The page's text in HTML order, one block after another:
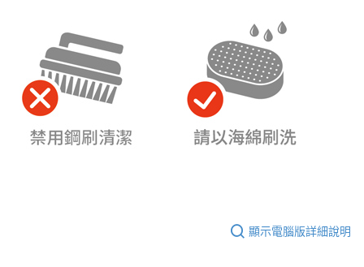
顯示電腦版詳細說明